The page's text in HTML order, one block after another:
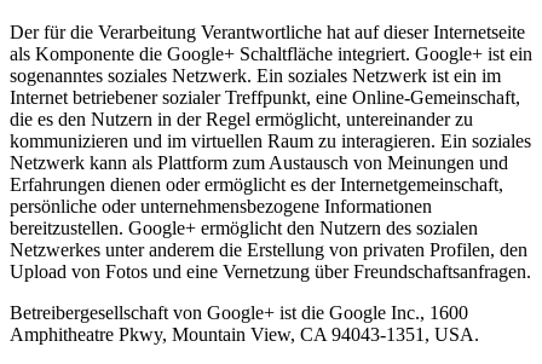
Der für die Verarbeitung Verantwortliche hat auf dieser Internetseite
als Komponente die Google+ Schaltfläche integriert. Google+ ist ein
sogenanntes soziales Netzwerk. Ein soziales Netzwerk ist ein im
Internet betriebener sozialer Treffpunkt, eine Online-Gemeinschaft,
die es den Nutzern in der Regel ermöglicht, untereinander zu
kommunizieren und im virtuellen Raum zu interagieren. Ein soziales
Netzwerk kann als Plattform zum Austausch von Meinungen und
Erfahrungen dienen oder ermöglicht es der Internetgemeinschaft,
persönliche oder unternehmensbezogene Informationen
bereitzustellen. Google+ ermöglicht den Nutzern des sozialen
Netzwerkes unter anderem die Erstellung von privaten Profilen, den
Upload von Fotos und eine Vernetzung über Freundschaftsanfragen.
Betreibergesellschaft von Google+ ist die Google Inc., 1600
Amphitheatre Pkwy, Mountain View, CA 94043-1351, USA.